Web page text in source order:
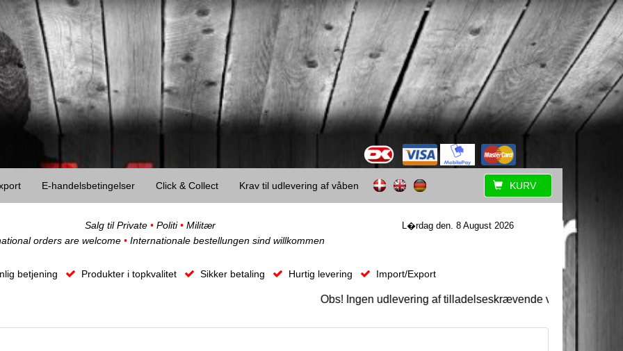
E-handelsbetingelser Click & Collect Krav til udlevering af våben KURV
Salg til Private •Politi•Militær
orders are welcome •Internationale bestellungen sind willkommen
L�rdag den. 8 August 2026
betjening Produkter i topkvalitet Sikker betaling Hurtig levering Import/Export
Obs! Ingen udlevering af tilladelseskrævende våben uden